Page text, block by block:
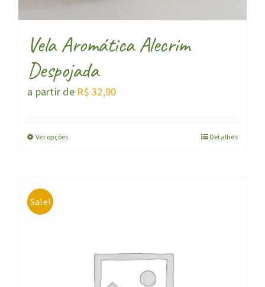
Vela Aromática Alecrim
Despojada
a partir de R$ 32,90
Ver opções Detalhes
Sale!